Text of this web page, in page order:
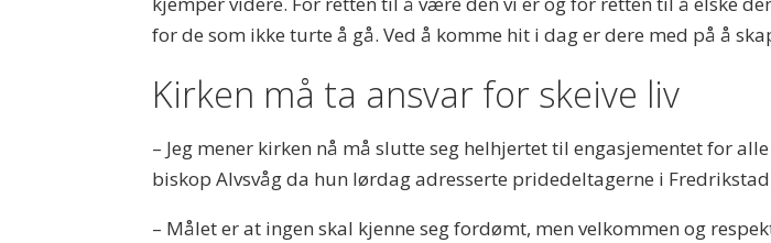
for de som ikke turte å gå. Ved å komme hit i dag er dere med på å
Kirken må ta ansvar for skeive liv
– Jeg mener kirken nå må slutte seg helhjertet til engasjementet for
biskop Alvsvåg da hun lørdag adresserte pridedeltagerne i
– Målet er at ingen skal kjenne seg fordømt, men velkommen og